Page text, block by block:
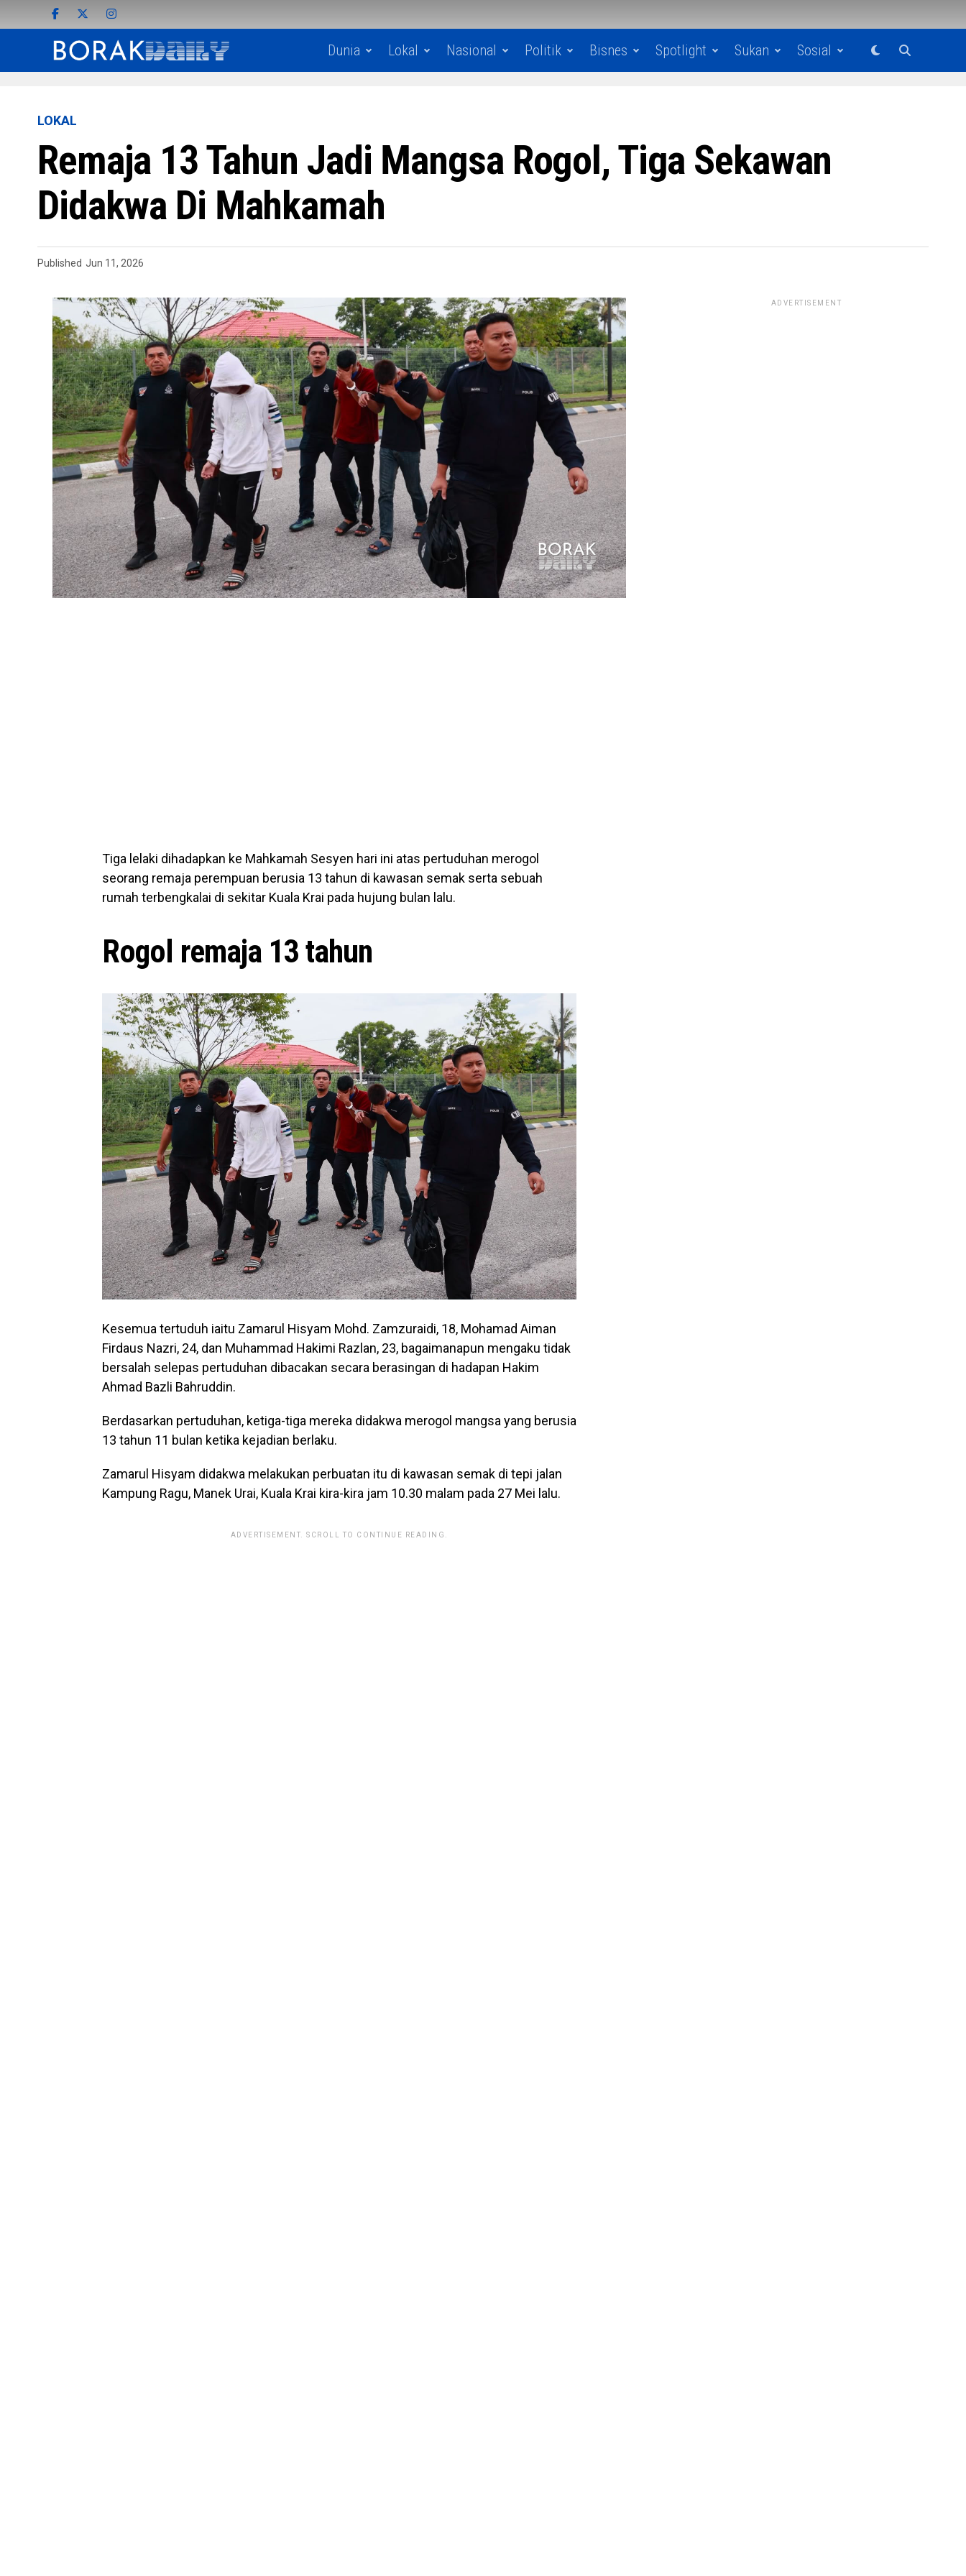
Dunia Lokal Nasional Politik Bisnes Spotlight Sukan Sosial
LOKAL
Remaja 13 Tahun Jadi Mangsa Rogol, Tiga Sekawan
Didakwa Di Mahkamah
Published Jun 11, 2026
Tiga lelaki dihadapkan ke Mahkamah Sesyen hari ini atas pertuduhan merogol
seorang remaja perempuan berusia 13 tahun di kawasan semak serta sebuah
rumah terbengkalai di sekitar Kuala Krai pada hujung bulan lalu.
Rogol remaja 13 tahun
Kesemua tertuduh iaitu Zamarul Hisyam Mohd. Zamzuraidi, 18, Mohamad Aiman
Firdaus Nazri, 24, dan Muhammad Hakimi Razlan, 23, bagaimanapun mengaku tidak
bersalah selepas pertuduhan dibacakan secara berasingan di hadapan Hakim
Ahmad Bazli Bahruddin.
Berdasarkan pertuduhan, ketiga-tiga mereka didakwa merogol mangsa yang berusia
13 tahun 11 bulan ketika kejadian berlaku.
Zamarul Hisyam didakwa melakukan perbuatan itu di kawasan semak di tepi jalan
Kampung Ragu, Manek Urai, Kuala Krai kira-kira jam 10.30 malam pada 27 Mei lalu.
ADVERTISEMENT. SCROLL TO CONTINUE READING.
ADVERTISEMENT